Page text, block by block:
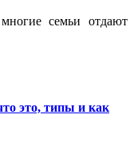
семьи отдают
это, типы и как